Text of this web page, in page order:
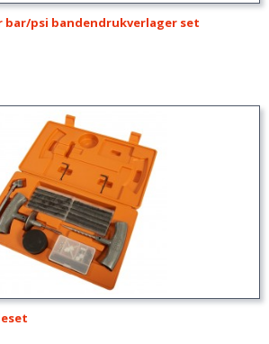
bar/psi bandendrukverlager set